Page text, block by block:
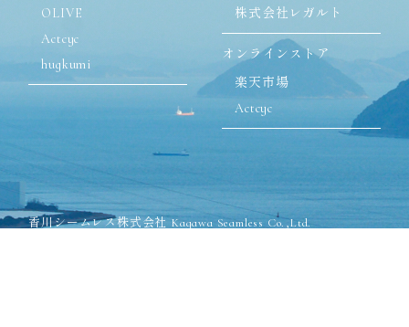
香川シームレス株式会社 Kagawa Seamless Co.,Ltd.
OLIVE
Actcyc
hugkumi
株式会社レガルト
オンラインストア
楽天市場
Actcyc